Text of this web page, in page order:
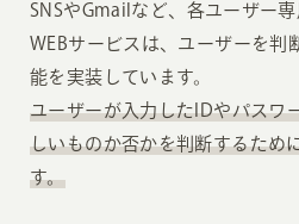
SNSやGmailなど、各ユーザー
WEBサービスは、ユーザーを判
能を実装しています。
ユーザーが入力したIDやパスワ
しいものか否かを判断するため
す。